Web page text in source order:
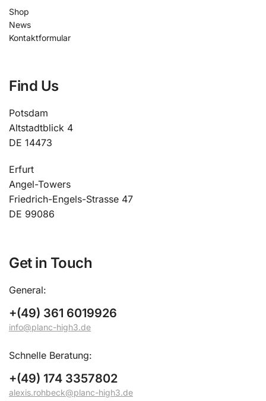
Shop
News
Kontaktformular
Find Us
Potsdam
Altstadtblick 4
DE 14473
Erfurt
Angel-Towers
Friedrich-Engels-Strasse 47
DE 99086
Get in Touch
General:
+(49) 361 6019926
info@planc-high3.de
Schnelle Beratung:
+(49) 174 3357802
alexis.rohbeck@planc-high3.de